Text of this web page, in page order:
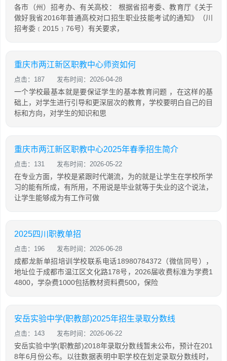
各市（州）招考办、有关高校： 根据省招考委、教育厅《关于
做好我省2016年普通高校对口招生职业技能考试的通知》（川
招考委﹝2015﹞76号）有关要求，
重庆市两江新区职教中心师资如何
点击：187 发布时间：2026-04-28
一个学校最基本就是要保证学生的基本教育问题 ，在这样的基
础上，对学生进行引导和更深层次的教育，学校要明白自己的目
标和方向，对学生的知识和思
重庆市两江新区职教中心2025年春季招生简介
点击：131 发布时间：2026-05-22
在专业方面，学校是紧跟时代潮流，为的就是让学生在学校所学
习的能有所成，有所用，不用说是毕业就等于失业的这个说法，
让学生能够成为有工作可做
2025四川职教单招
点击：196 发布时间：2026-06-28
成都龙新单招培训学校联系电话18980784372（微信同号），
地址位于成都市温江区文化路178号，2026届收费标准为学费1
4800，学杂费1000包括教材资料费500，保险
安岳实验中学(职教部)2025年招生录取分数线
点击：143 发布时间：2026-06-22
安岳实验中学(职教部)2018年录取分数线暂未公布，预计在201
8年6月份公布。以往数据表明中职学校在划定录取分数线时，